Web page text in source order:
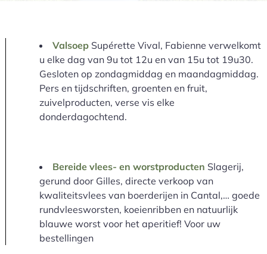
ValsoepSupérette Vival, Fabienne verwelkomt
u elke dag van 9u tot 12u en van 15u tot 19u30.
Gesloten op zondagmiddag en maandagmiddag.
Pers en tijdschriften, groenten en fruit,
zuivelproducten, verse vis elke
donderdagochtend.
Bereide vlees- en worstproducten Slagerij,
gerund door Gilles, directe verkoop van
kwaliteitsvlees van boerderijen in Cantal,… goede
rundvleesworsten, koeienribben en natuurlijk
blauwe worst voor het aperitief! Voor uw
bestellingen